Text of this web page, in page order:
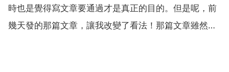
時也是覺得寫文章要通過才是真正的目的。但是呢，前
幾天發的那篇文章，讓我改變了看法！那篇文章雖然通